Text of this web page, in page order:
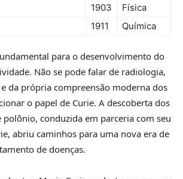
1903
Física
1911 Química
para o desenvolvimento do
Não se pode falar de radiologia,
da própria compreensão moderna dos
o papel de Curie. A descoberta dos
conduzida em parceria com seu
abriu caminhos para uma nova era de
de doenças.